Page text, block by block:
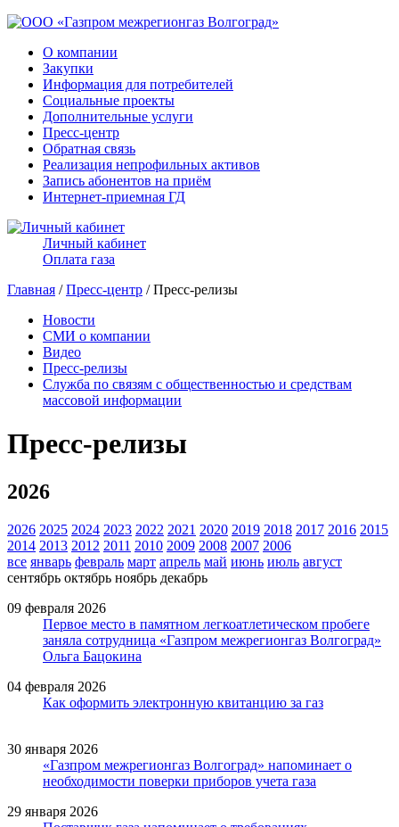
О компании
Закупки
Информация для потребителей
Социальные проекты
Дополнительные услуги
Пресс-центр
Обратная связь
Реализация непрофильных активов
Запись абонентов на приём
Интернет-приемная ГД
Личный кабинет
Оплата газа
Главная /Пресс-центр / Пресс-релизы
Новости
СМИ о компании
Видео
Пресс-релизы
Служба по связям с общественностью и средствам
массовой информации
Пресс-релизы
2026
2026 2025 2024 2023 2022 2021 2020 2019 2018 2017 2016 2015
2014 2013 2012 2011 2010 2009 2008 2007 2006
все январь февраль март апрель май июнь июль август
сентябрь октябрь ноябрь декабрь
09 февраля 2026
Первое место в памятном легкоатлетическом пробеге
заняла сотрудница «Газпром межрегионгаз Волгоград»
Ольга Бацокина
04 февраля 2026
Как оформить электронную квитанцию за газ
30 января 2026
«Газпром межрегионгаз Волгоград» напоминает о
необходимости поверки приборов учета газа
29 января 2026